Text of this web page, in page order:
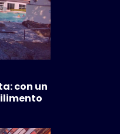
con un